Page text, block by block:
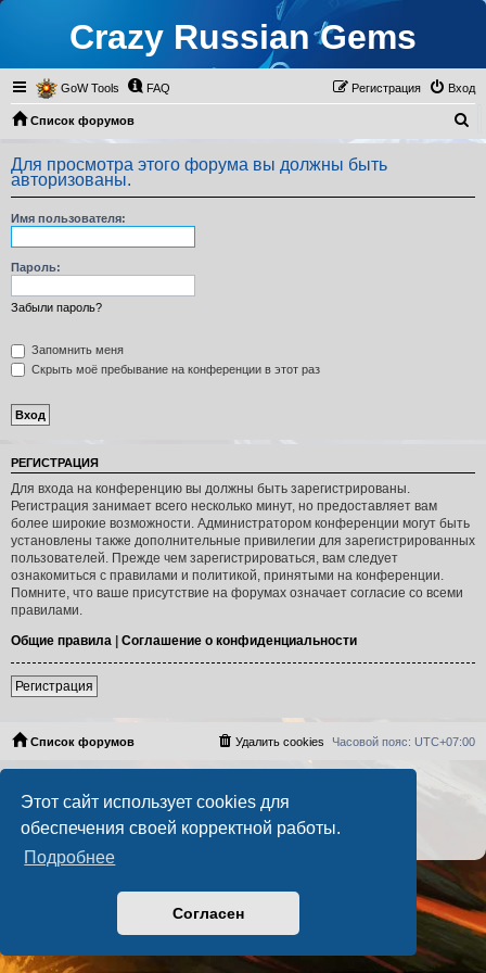
Этот сайт использует cookies для
обеспечения своей корректной работы.
Подробнее
Согласен
Crazy Russian Gems
GoW Tools FAQ Вход
Регистрация
Список форумов
о
с
Для просмотра этого форума вы должны быть
авторизованы.
Имя пользователя:
Пароль:
Забыли пароль?
Запомнить меня
Скрыть моё пребывание на конференции в этот раз
РЕГИСТРАЦИЯ
Для входа на конференцию вы должны быть зарегистрированы.
Регистрация занимает всего несколько минут, но предоставляет вам
более широкие возможности. Администратором конференции могут быть
установлены также дополнительные привилегии для зарегистрированных
пользователей. Прежде чем зарегистрироваться, вам следует
ознакомиться с правилами и политикой, принятыми на конференции.
Помните, что ваше присутствие на форумах означает согласие со всеми
правилами.
Общие правила | Соглашение о конфиденциальности
Регистрация
Список форумов Часовой пояс: UTC+07:00
Удалить cookies
Русская поддержка phpBB
PS4 Pro style ©Jester
Конфиденциальность
|